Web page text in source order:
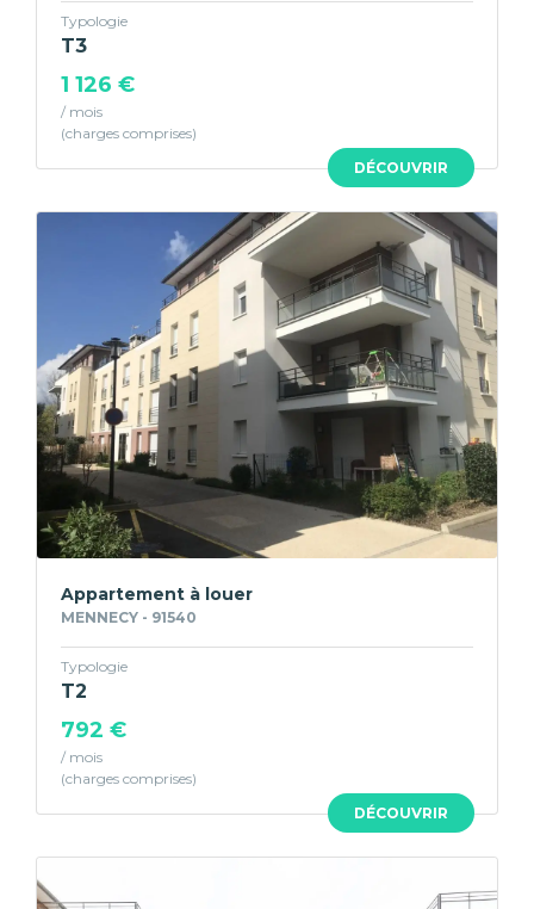
DÉCOUVRIR
Typologie
T3
1 126 €
/ mois
DÉCOUVRIR
Appartement à louer
MENNECY - 91540
Typologie
T2
792 €
/ mois